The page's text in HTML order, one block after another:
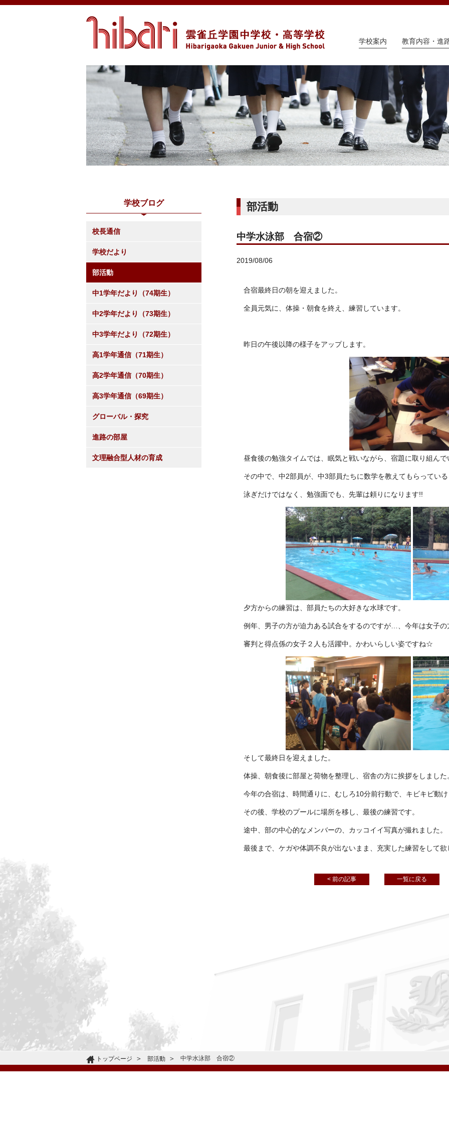
学校案内 教育内容・進
部活動
中学水泳部 合宿②
2019/08/06
合宿最終日の朝を迎えました。
全員元気に、体操・朝食を終え、練習しています。
昨日の午後以降の様子をアップします。
昼食後の勉強タイムでは、眠気と戦いながら、宿題に取り組んで
その中で、中2部員が、中3部員たちに数学を教えてもらってい
泳ぎだけではなく、勉強面でも、先輩は頼りになります!!
夕方からの練習は、部員たちの大好きな水球です。
例年、男子の方が迫力ある試合をするのですが…、今年は女子の
審判と得点係の女子２人も活躍中。かわいらしい姿ですね☆
そして最終日を迎えました。
体操、朝食後に部屋と荷物を整理し、宿舎の方に挨拶をしました
今年の合宿は、時間通りに、むしろ10分前行動で、キビキビ動
その後、学校のプールに場所を移し、最後の練習です。
途中、部の中心的なメンバーの、カッコイイ写真が撮れました。
最後まで、ケガや体調不良が出ないまま、充実した練習をして
< 前の記事 一覧に戻る
学校ブログ
校長通信
学校だより
部活動
中1学年だより（74期生）
中2学年だより（73期生）
中3学年だより（72期生）
高1学年通信（71期生）
高2学年通信（70期生）
高3学年通信（69期生）
グローバル・探究
進路の部屋
文理融合型人材の育成
トップページ 部活動 中学水泳部 合宿②